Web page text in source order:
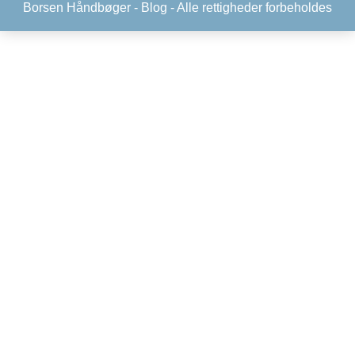
Borsen Håndbøger - Blog - Alle rettigheder forbeholdes